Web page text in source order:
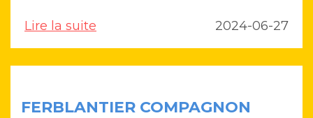
Lire la suite 2024-06-27
FERBLANTIER COMPAGNON